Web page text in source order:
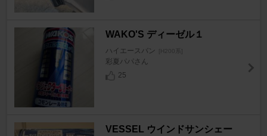
WAKO'S ディーゼル１
ハイエースバン [H200系]
彩夏パパさん
25
VESSEL ウインドサンシェー